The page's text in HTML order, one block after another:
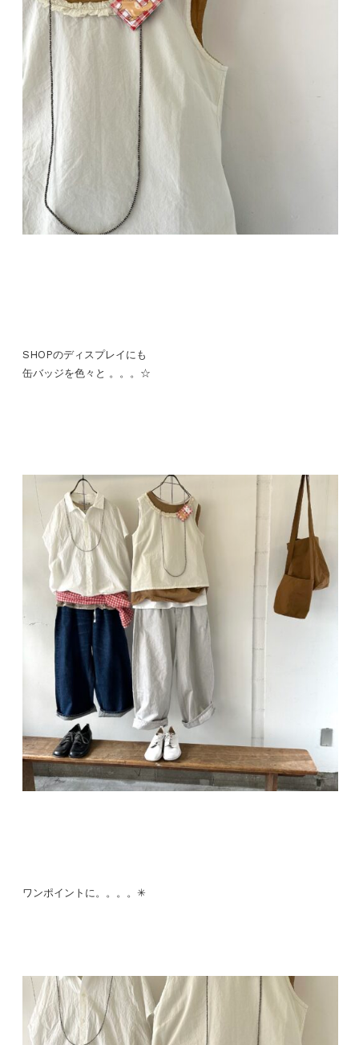
SHOPのディスプレイにも
缶バッジを色々と 。。。☆
ワンポイントに。。。。✳︎